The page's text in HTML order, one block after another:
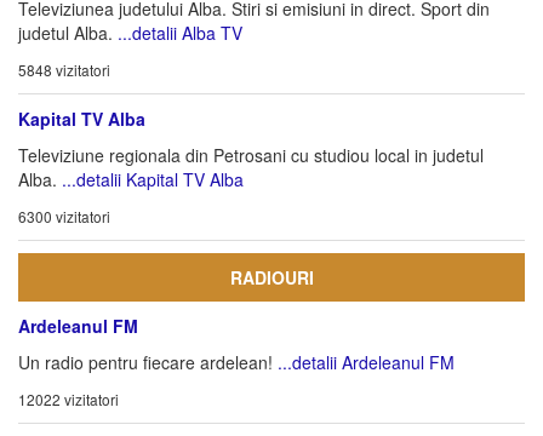
Televiziunea judetului Alba. Stiri si emisiuni in direct. Sport din
judetul Alba. ...detalii Alba TV
5848 vizitatori
Kapital TV Alba
Televiziune regionala din Petrosani cu studiou local in judetul
Alba. ...detalii Kapital TV Alba
6300 vizitatori
RADIOURI
Ardeleanul FM
Un radio pentru fiecare ardelean! ...detalii Ardeleanul FM
12022 vizitatori